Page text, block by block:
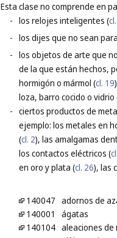
Esta clase no comprende en
- los relojes inteligentes (
- los dijes que no sean
- los objetos de arte que
de la que están hechos,
hormigón o mármol (cl. 19
loza, barro cocido o vidrio
- ciertos productos de
ejemplo: los metales en
(cl. 2), las amalgamas
los contactos eléctricos (
en oro y plata (cl. 26), las
140047 adornos de
140001
ágatas
140104 aleaciones de